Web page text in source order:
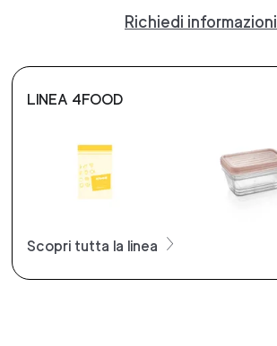
Richiedi informazioni
LINEA 4FOOD
Scopri tutta la linea